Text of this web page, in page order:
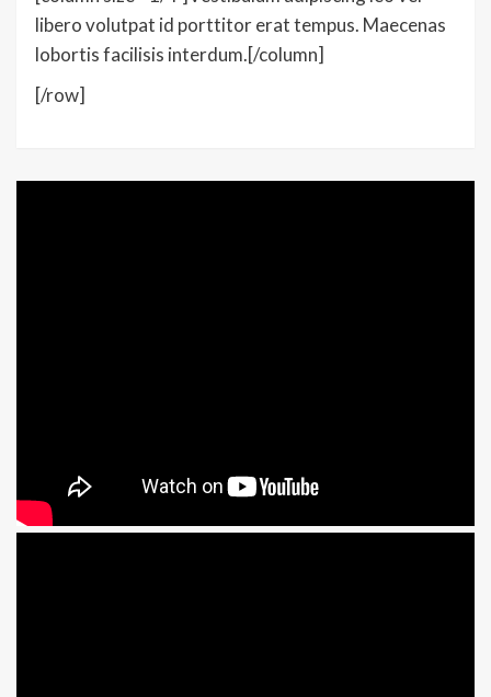
libero volutpat id porttitor erat tempus. Maecenas
lobortis facilisis interdum.[/column]
[/row]